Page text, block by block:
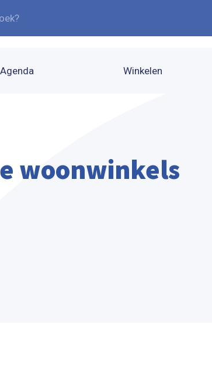
Agenda Winkelen
woonwinkels